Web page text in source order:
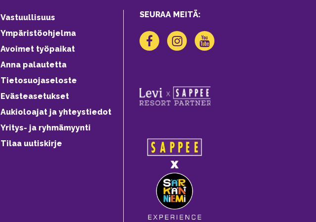
Vastuullisuus
Ympäristöohjelma
Avoimet työpaikat
Anna palautetta
Tietosuojaseloste
Evästeasetukset
Aukioloajat ja yhteystiedot
Yritys- ja ryhmämyynti
Tilaa uutiskirje
SEURAA MEITÄ: